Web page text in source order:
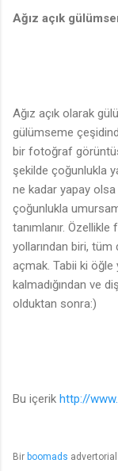
Ağız açık
Ağız açık olarak
gülümseme
bir fotoğraf
şekilde çoğunlukla
ne kadar yapay
çoğunlukla
tanımlanır.
yollarından biri, tüm
açmak. Tabii ki
kalmadığından ve
olduktan sonra:)
Bu içerik http://
Bir boomads